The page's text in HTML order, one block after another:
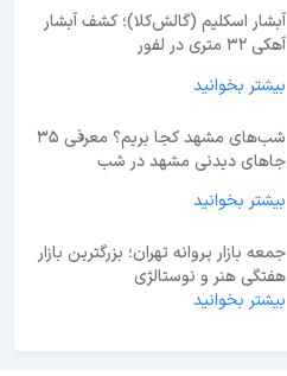
آبشار اسکلیم (گالش‌کلا)؛ کشف آبشار
آهکی ۳۲ متری در لفور
بیشتر بخوانید
جاهای دیدنی مشهد در شب
بیشتر بخوانید
جمعه بازار پروانه تهران؛ بزرگترین بازار
هفتگی هنر و نوستالژی
بیشتر بخوانید